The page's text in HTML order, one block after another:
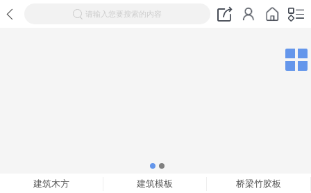
请输入您要搜索的内容
建筑木方 建筑模板
桥梁竹胶板